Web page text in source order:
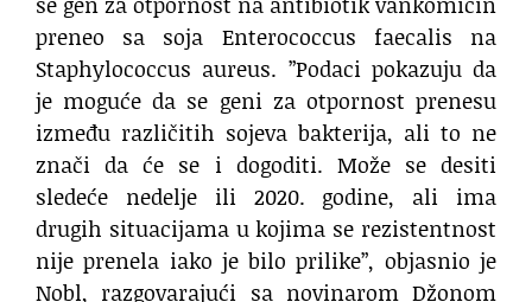
preneo sa soja Enterococcus faecalis na
Staphylococcus aureus. ”Podaci pokazuju da
je moguće da se geni za otpornost prenesu
između različitih sojeva bakterija, ali to ne
znači da će se i dogoditi. Može se desiti
sledeće nedelje ili 2020. godine, ali ima
drugih situacijama u kojima se rezistentnost
nije prenela iako je bilo prilike”, objasnio je
Nobl, razgovarajući sa novinarom Džonom